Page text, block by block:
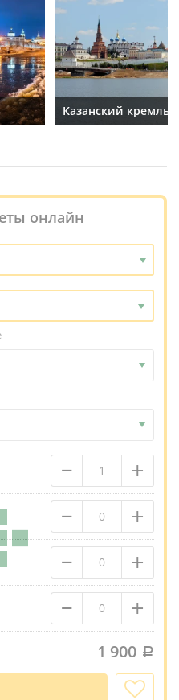
Казанский кремль
онлайн
– +
– +
– +
– +
1 900